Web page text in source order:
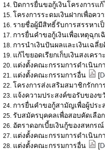
ปิดการยื่นขอกู้เงินโครงการแ
โครงการระดมเงินฝากเพื่อคว
รายชื่อผู้มีสิทธิ์รับการสรรหา
การยื่นคำขอกู้เงินเพื่อเหตุฉุก
การนำเงินปันผลและเงินเฉลี่
แก้ไขยอดเรียกเก็บเงินสงเคร
แต่งตั้งคณะกรรมการดำเนินก
แต่งตั้งคณะกรรมการอื่น
[
โครงการส่งเสริมสมาชิกรักก
แจ้งความประสงค์ขอรับของข
การยื่นคำขอกู้สามัญเพื่อผู้ปร
รับสมัครบุคคลเพื่อสอบคัดเลือ
อัตราดอกเบี้ยเงินกู้ของสหกรณ์
แต่งตั้งคณะกรรมการดำเนินก
แต่งตั้งคณะกรรมการอื่น
[